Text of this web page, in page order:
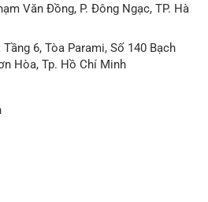
Văn Đồng, P. Đông Ngạc, TP. Hà
Tầng 6, Tòa Parami, Số 140 Bạch
Hòa, Tp. Hồ Chí Minh